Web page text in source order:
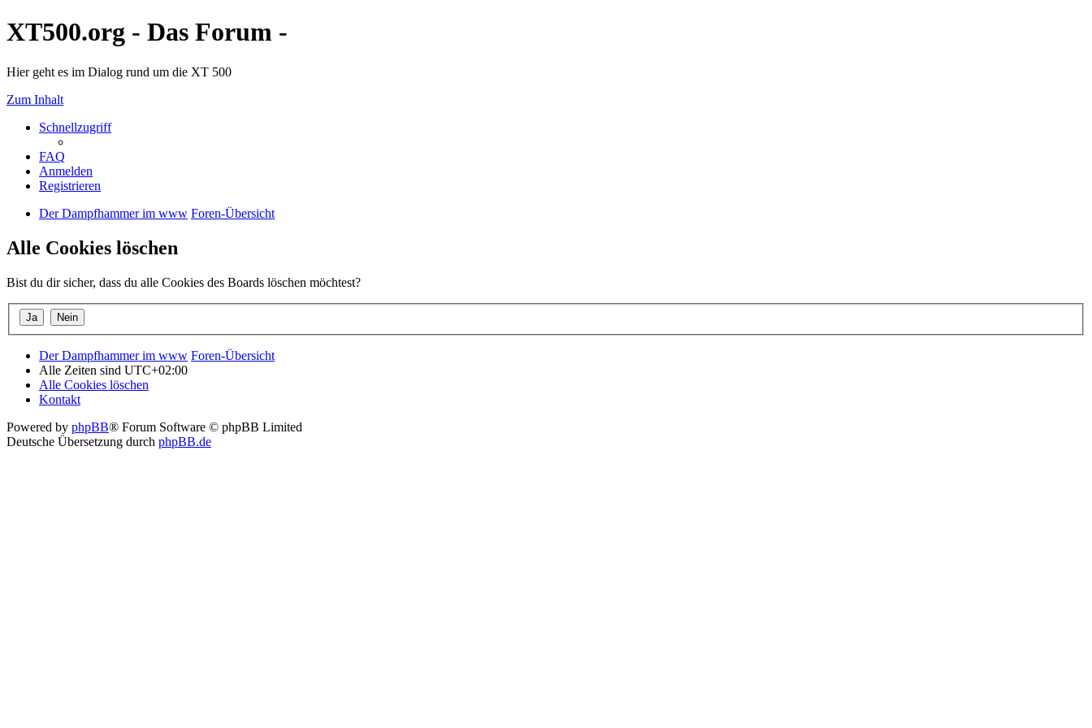
XT500.org - Das Forum -
Hier geht es im Dialog rund um die XT 500
Zum Inhalt
Schnellzugriff
FAQ
Anmelden
Registrieren
Der Dampfhammer im www Foren-Übersicht
Alle Cookies löschen
Bist du dir sicher, dass du alle Cookies des Boards löschen möchtest?
Der Dampfhammer im www Foren-Übersicht
Alle Zeiten sind UTC+02:00
Alle Cookies löschen
Kontakt
Powered by phpBB® Forum Software © phpBB Limited
Deutsche Übersetzung durch phpBB.de